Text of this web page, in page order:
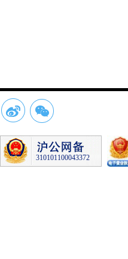
310101100043372